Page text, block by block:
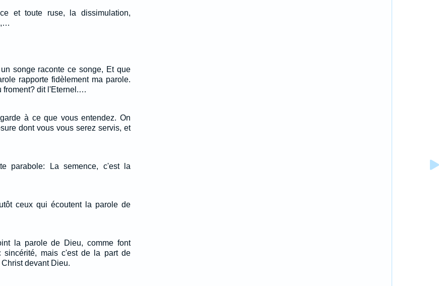
et toute ruse, la dissimulation,
songe raconte ce songe, Et que
rapporte fidèlement ma parole.
froment? dit l'Eternel.…
à ce que vous entendez. On
dont vous vous serez servis, et
parabole: La semence, c'est la
ceux qui écoutent la parole de
la parole de Dieu, comme font
sincérité, mais c'est de la part de
devant Dieu.